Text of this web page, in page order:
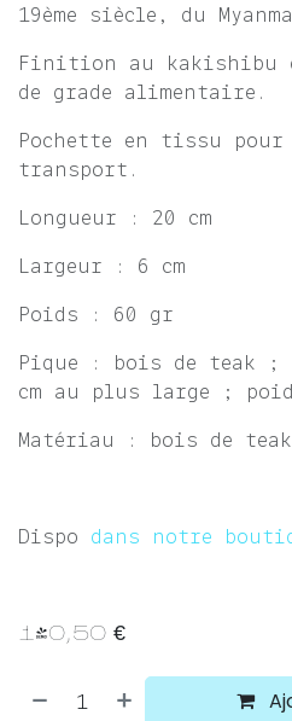
19ème siècle, du
Finition au kakishibu
de grade alimentaire.
Pochette en tissu
transport.
Longueur : 20 cm
Largeur : 6 cm
Poids : 60 gr
Pique : bois de teak
cm au plus large ;
Matériau : bois de teak
Dispo dans notre
140,50 €